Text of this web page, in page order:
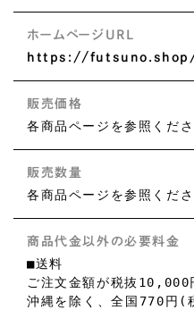
ホームページURL
https://
販売価格
各商品ページを参照くださ
販売数量
各商品ページを参照くださ
商品代金以外の必要料金
■送料
ご注文金額が税抜10,000
沖縄を除く、全国770